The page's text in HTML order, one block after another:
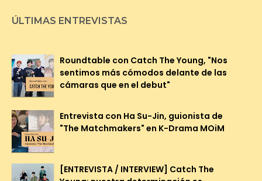
ÚLTIMAS ENTREVISTAS
Roundtable con Catch The Young, "Nos
sentimos más cómodos delante de las
cámaras que en el debut"
Entrevista con Ha Su-Jin, guionista de
"The Matchmakers" en K-Drama MOiM
[ENTREVISTA / INTERVIEW] Catch The